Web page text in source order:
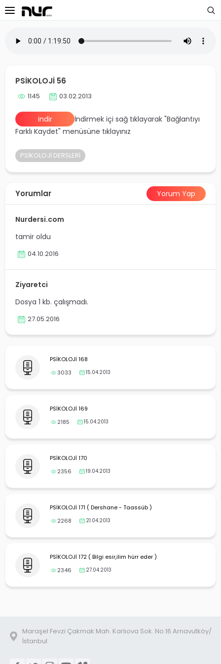
Dersler
Dersleri
Dersler
PSİKOLOJİ 56
1145 03.02.2013
indir
İndirmek içi sağ tıklayarak "Bağlantıyı
Farklı Kaydet" menüsüne tıklayınız
PSİKOLOJİ DERSLERİ
Yorumlar Yorum Yap
Nurdersi.com
tamir oldu
04.10.2016
Ziyaretci
Dosya 1 kb. çalışmadı.
27.05.2016
PSİKOLOJİ 168
3033
15.04.2013
PSİKOLOJİ 169
2185
15.04.2013
PSİKOLOJİ 170
2356
19.04.2013
PSİKOLOJİ 171 ( Dershane - Taassüb )
2268
21.04.2013
PSİKOLOJİ 172 ( Bilgi esir,ilim hürr eder )
2346
27.04.2013
Maraşel Fevzi Çakmak Mah. Karlıova Sok. No:16 Arnavutköy/
İstanbul